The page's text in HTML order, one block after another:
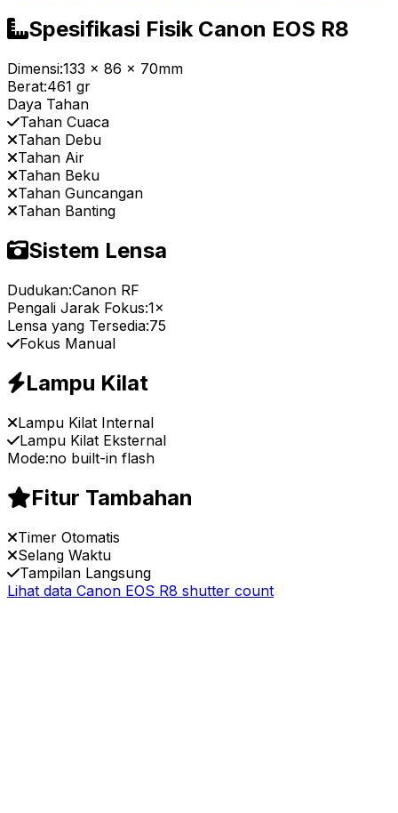
Spesifikasi Fisik Canon EOS R8
Dimensi:133 x 86 x 70mm
Berat:461 gr
Daya Tahan
Tahan Cuaca
Tahan Debu
Tahan Air
Tahan Beku
Tahan Guncangan
Tahan Banting
Sistem Lensa
Dudukan:Canon RF
Pengali Jarak Fokus:1×
Lensa yang Tersedia:75
Fokus Manual
Lampu Kilat
Lampu Kilat Internal
Lampu Kilat Eksternal
Mode:no built-in flash
Fitur Tambahan
Timer Otomatis
Selang Waktu
Tampilan Langsung
Lihat data Canon EOS R8 shutter count